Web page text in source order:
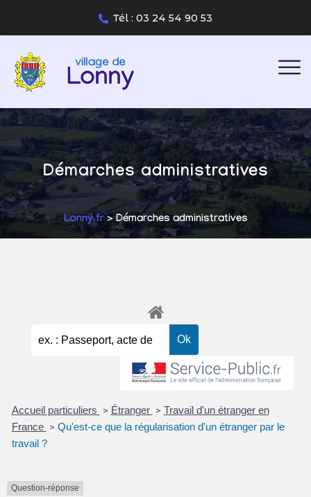
Tél : 03 24 54 90 53
Démarches administratives
Lonny.fr> Démarches administratives
Accueil particuliers > Étranger > Travail d'un étranger en
France > Qu'est-ce que la régularisation d'un étranger par le
travail ?
Question-réponse